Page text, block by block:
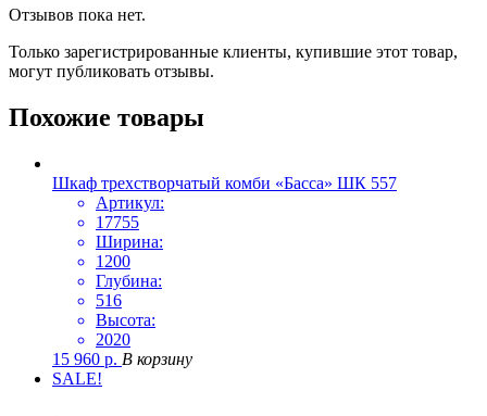
Отзывов пока нет.
Только зарегистрированные клиенты, купившие этот товар,
могут публиковать отзывы.
Похожие товары
Шкаф трехстворчатый комби «Басса» ШК 557
Артикул:
17755
Ширина:
1200
Глубина:
516
Высота:
2020
15 960 р. В корзину
SALE!